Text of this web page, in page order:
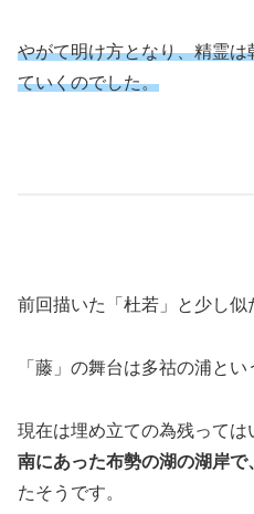
やがて明け方となり、精霊
ていくのでした。
前回描いた「杜若」と少し似
「藤」の舞台は多祜の浦とい
現在は埋め立ての為残っては
南にあった布勢の湖の湖岸で
たそうです。